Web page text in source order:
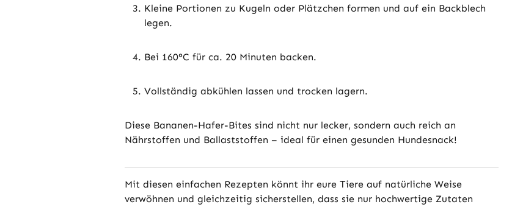
Kleine Portionen zu Kugeln oder Plätzchen formen und auf ein Backblech
legen.
Bei 160°C für ca. 20 Minuten backen.
Vollständig abkühlen lassen und trocken lagern.
Diese Bananen-Hafer-Bites sind nicht nur lecker, sondern auch reich an
Nährstoffen und Ballaststoffen – ideal für einen gesunden Hundesnack!
Mit diesen einfachen Rezepten könnt ihr eure Tiere auf natürliche Weise
verwöhnen und gleichzeitig sicherstellen, dass sie nur hochwertige Zutaten